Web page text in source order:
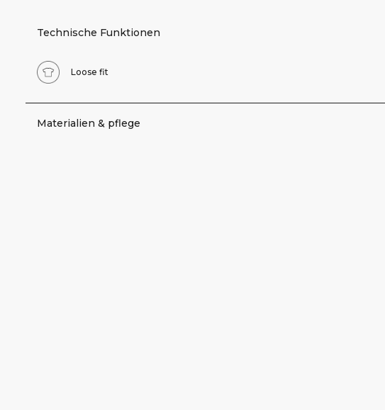
Technische Funktionen
Loose fit
Materialien & pflege